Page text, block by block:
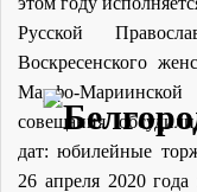
Русской
Воскресенского
Марфо-
совещания
дат: юбилейные
26 апреля 2020